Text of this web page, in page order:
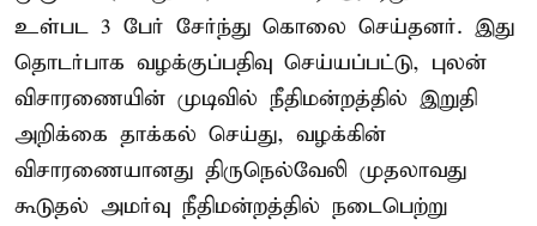
உள்பட 3 பேர் சேர்ந்து கொலை செய்தனர். இது
தொடர்பாக வழக்குப்பதிவு செய்யப்பட்டு, புலன்
விசாரணையின் முடிவில் நீதிமன்றத்தில் இறுதி
அறிக்கை தாக்கல் செய்து, வழக்கின்
விசாரணையானது திருநெல்வேலி முதலாவது
கூடுதல் அமர்வு நீதிமன்றத்தில் நடைபெற்று